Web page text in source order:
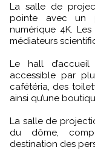
La salle de projection bénéficie d’une technologie de
pointe avec un
numérique 4K.
médiateurs
Le hall
accessible par
cafétéria, des
ainsi qu’une
La salle de
du dôme,
destination des